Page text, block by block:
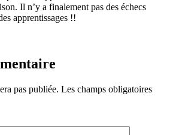
Il n’y a finalement pas des échecs
apprentissages !!
pas publiée. Les champs obligatoires